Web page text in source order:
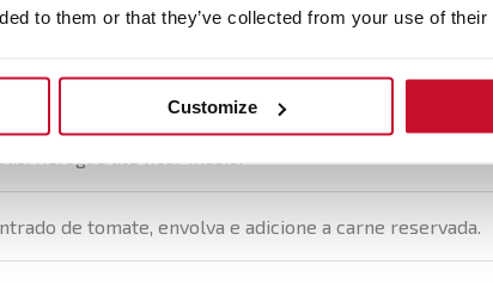
to them or that they’ve collected from your use of
Customize
temperatura ambiente. De seguida, cubra o fundo de
e aloure. De seguida adicione a cebola, o alho
de tomate, envolva e adicione a carne reservada.